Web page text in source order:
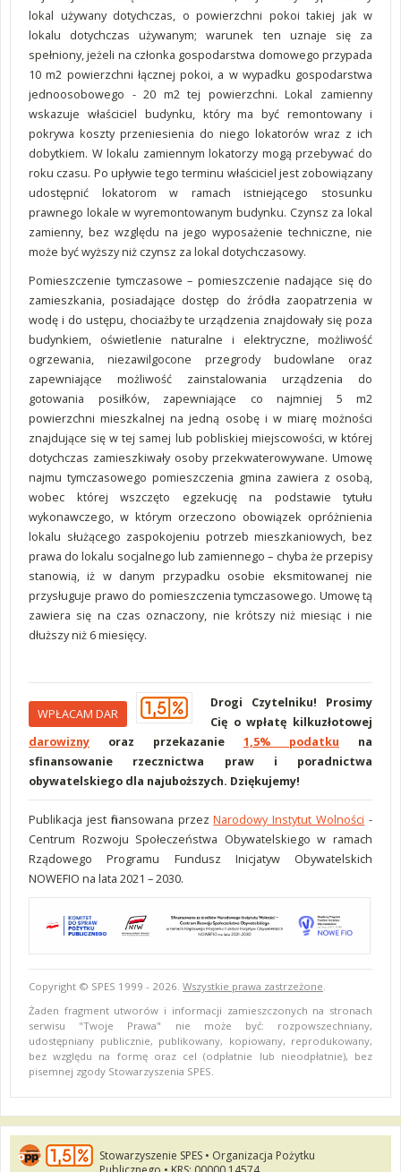
lokal używany dotychczas, o powierzchni pokoi takiej jak w
lokalu dotychczas używanym; warunek ten uznaje się za
spełniony, jeżeli na członka gospodarstwa domowego przypada
10 m2 powierzchni łącznej pokoi, a w wypadku gospodarstwa
jednoosobowego - 20 m2 tej powierzchni. Lokal zamienny
wskazuje właściciel budynku, który ma być remontowany i
pokrywa koszty przeniesienia do niego lokatorów wraz z ich
dobytkiem. W lokalu zamiennym lokatorzy mogą przebywać do
roku czasu. Po upływie tego terminu właściciel jest zobowiązany
udostępnić lokatorom w ramach istniejącego stosunku
prawnego lokale w wyremontowanym budynku. Czynsz za lokal
zamienny, bez względu na jego wyposażenie techniczne, nie
może być wyższy niż czynsz za lokal dotychczasowy.
Pomieszczenie tymczasowe – pomieszczenie nadające się do
zamieszkania, posiadające dostęp do źródła zaopatrzenia w
wodę i do ustępu, chociażby te urządzenia znajdowały się poza
budynkiem, oświetlenie naturalne i elektryczne, możliwość
ogrzewania, niezawilgocone przegrody budowlane oraz
zapewniające możliwość zainstalowania urządzenia do
gotowania posiłków, zapewniające co najmniej 5 m2
powierzchni mieszkalnej na jedną osobę i w miarę możności
znajdujące się w tej samej lub pobliskiej miejscowości, w której
dotychczas zamieszkiwały osoby przekwaterowywane. Umowę
najmu tymczasowego pomieszczenia gmina zawiera z osobą,
wobec której wszczęto egzekucję na podstawie tytułu
wykonawczego, w którym orzeczono obowiązek opróżnienia
lokalu służącego zaspokojeniu potrzeb mieszkaniowych, bez
prawa do lokalu socjalnego lub zamiennego – chyba że przepisy
stanowią, iż w danym przypadku osobie eksmitowanej nie
przysługuje prawo do pomieszczenia tymczasowego. Umowę tą
zawiera się na czas oznaczony, nie krótszy niż miesiąc i nie
dłuższy niż 6 miesięcy.
WPŁACAM DAR
Drogi Czytelniku! Prosimy
Cię o wpłatę kilkuzłotowej
darowizny oraz przekazanie 1,5% podatku na
sfinansowanie rzecznictwa praw i poradnictwa
obywatelskiego dla najuboższych. Dziękujemy!
Publikacja jest finansowana przezNarodowy Instytut Wolności -
Centrum Rozwoju Społeczeństwa Obywatelskiego w ramach
Rządowego Programu Fundusz Inicjatyw Obywatelskich
NOWEFIO na lata 2021 – 2030.
Copyright © SPES 1999 - 2026. Wszystkie prawa zastrzeżone.
Żaden fragment utworów i informacji zamieszczonych na stronach
serwisu "Twoje Prawa" nie może być: rozpowszechniany,
udostępniany publicznie, publikowany, kopiowany, reprodukowany,
bez względu na formę oraz cel (odpłatnie lub nieodpłatnie), bez
pisemnej zgody Stowarzyszenia SPES.
Stowarzyszenie SPES • Organizacja Pożytku